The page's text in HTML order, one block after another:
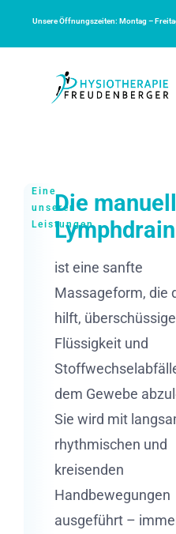
Unsere Öffnungszeiten: Montag –
Eine
unserer
Leistungen
Die
ist eine sanfte
Massageform, die
hilft, überschüssige
Flüssigkeit und
dem Gewebe
Sie wird mit
rhythmischen und
kreisenden
Handbewegungen
ausgeführt –